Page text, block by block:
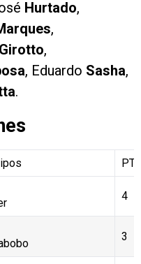
Hurtado,
,
Girotto,
, Eduardo Sasha,
.
4
3